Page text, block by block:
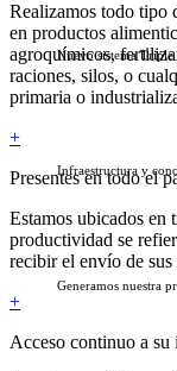
Nuevo sistema
Infraestructura y
Generamos nuestra
Realizamos todo tipo
en productos
agroquímicos,
raciones, silos, o
primaria o
+
Presentes en todo el
Estamos ubicados en
productividad se
recibir el envío de sus
+
Acceso continuo a su